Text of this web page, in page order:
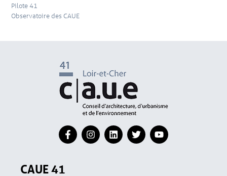
Pilote 41
Observatoire des CAUE
CAUE 41